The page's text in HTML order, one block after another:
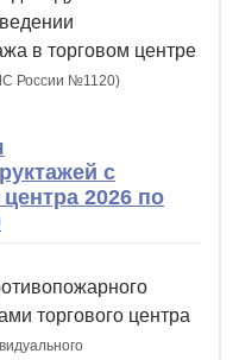
в торговом центре
России №1120)
с
2026 по
торгового центра